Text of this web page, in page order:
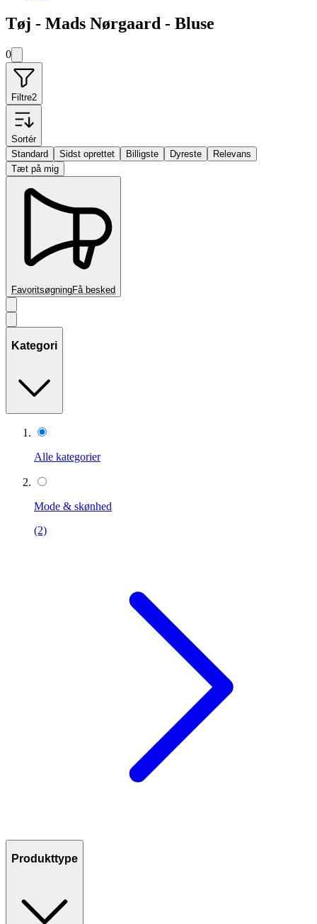
Tøj - Mads Nørgaard - Bluse
0
Filtre2
Sortér
Standard
Sidst oprettet Billigste Dyreste
Relevans
Tæt på mig
FavoritsøgningFå besked
Kategori
Alle kategorier
Mode & skønhed
(2)
Produkttype